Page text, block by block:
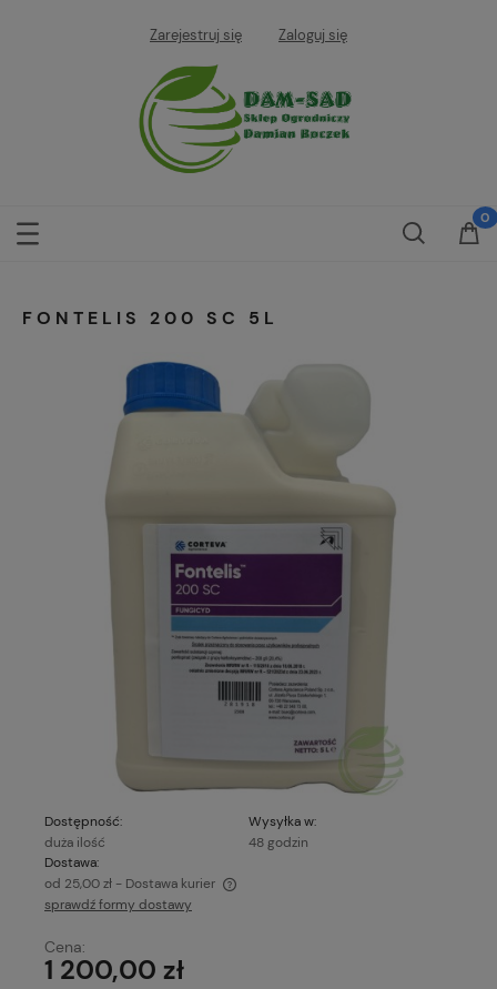
Zarejestruj się Zaloguj się
FONTELIS 200 SC 5L
Dostępność:
duża ilość
Wysyłka w:
48 godzin
Dostawa:
od 25,00 zł - Dostawa kurier
Cena nie zawiera ewentualnych kosztów płatności
sprawdź formy dostawy
Cena:
1 200,00 zł